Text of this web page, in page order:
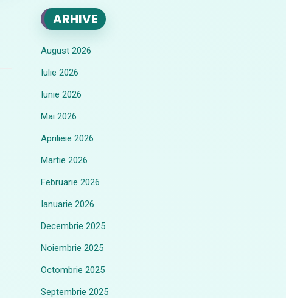
ARHIVE
August 2026
Iulie 2026
Iunie 2026
Mai 2026
Aprilieie 2026
Martie 2026
Februarie 2026
Ianuarie 2026
Decembrie 2025
Noiembrie 2025
Octombrie 2025
Septembrie 2025